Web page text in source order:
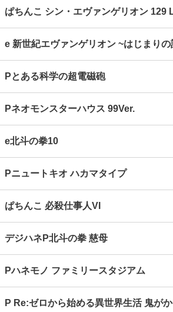
ぱちんこ シン・エヴァンゲリオン 129
e 新世紀エヴァンゲリオン ~はじまりの
Pとある科学の超電磁砲
Pネオモンスターハウス 99Ver.
e北斗の拳10
Pニュートキオ ハカマタイプ
ぱちんこ 必殺仕事人VI
デジハネP北斗の拳 慈母
Pハネモノ ファミリースタジアム
P Re:ゼロから始める異世界生活 鬼が